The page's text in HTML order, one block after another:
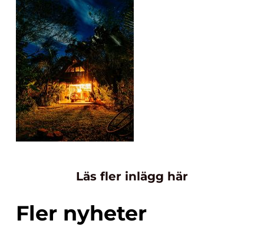
Läs fler inlägg här
Fler nyheter